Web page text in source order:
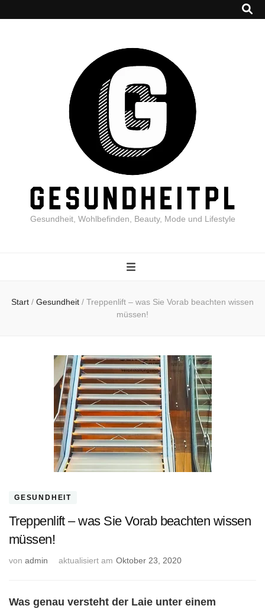
Gesundheit, Wohlbefinden, Beauty, Mode und Lifestyle
Start / Gesundheit / Treppenlift – was Sie Vorab beachten wissen
müssen!
GESUNDHEIT
Treppenlift – was Sie Vorab beachten wissen
müssen!
von admin aktualisiert am Oktober 23, 2020
Was genau versteht der Laie unter einem